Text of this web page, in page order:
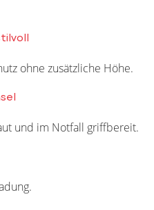
ohne zusätzliche Höhe.
und im Notfall griffbereit.